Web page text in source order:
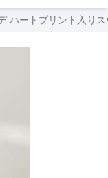
ハートプリント入り